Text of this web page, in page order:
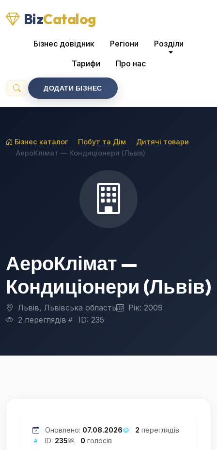
BizCatalog
Бізнес довідник Регіони Розділи
Тарифи Про нас
ДОДАТИ БІЗНЕС
Бізнес каталог Побут та Дім
Дитячі товари
АероКлімат — Кондиціонери (Львів)
АероКлімат —
Кондиціонери (Львів)
Львів, Львівська область
Рік: 2009
2 переглядів
ID: 235
Оновлено: 07.08.2026 2 переглядів
ID: 235 0 голосів